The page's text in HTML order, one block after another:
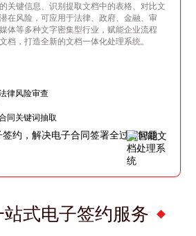
关键信息、识别提取文档中的表格、对比文
在风险，可应用于法律、政府、金融、审
体等多种文字密集型行业，赋能企业流程
档，打造全新的文档一体化处理系统。
律风险审查
同关键词抽取
式电子签约服务
签约，解决电子合同签署全过程问题